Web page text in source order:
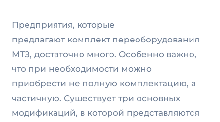
Предприятия, которые
предлагают комплект переоборудования
МТЗ, достаточно много. Особенно важно,
что при необходимости можно
приобрести не полную комплектацию, а
частичную. Существует три основных
модификаций, в которой представляются